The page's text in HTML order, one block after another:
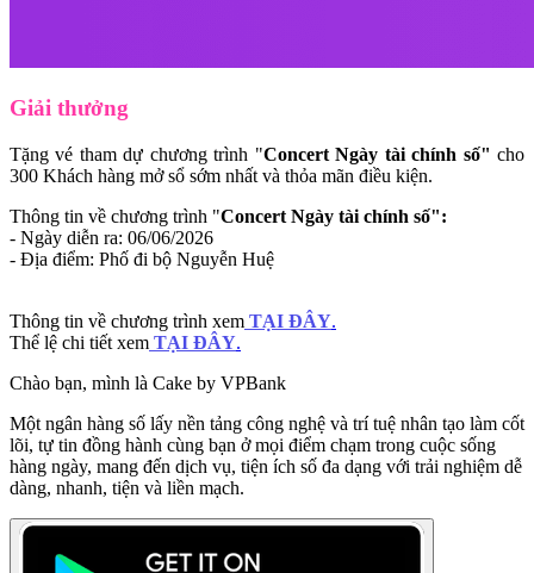
Giải thưởng
Tặng vé tham dự chương trình "Concert Ngày tài chính số"cho
300 Khách hàng mở sổ sớm nhất và thỏa mãn điều kiện.
Thông tin về chương trình "Concert Ngày tài chính số":
- Ngày diễn ra: 06/06/2026
- Địa điểm: Phố đi bộ Nguyễn Huệ
Thông tin về chương trình xem TẠI ĐÂY.
Thể lệ chi tiết xem TẠI ĐÂY.
Chào bạn, mình là Cake by VPBank
Một ngân hàng số lấy nền tảng công nghệ và trí tuệ nhân tạo làm cốt
lõi, tự tin đồng hành cùng bạn ở mọi điểm chạm trong cuộc sống
hàng ngày, mang đến dịch vụ, tiện ích số đa dạng với trải nghiệm dễ
dàng, nhanh, tiện và liền mạch.